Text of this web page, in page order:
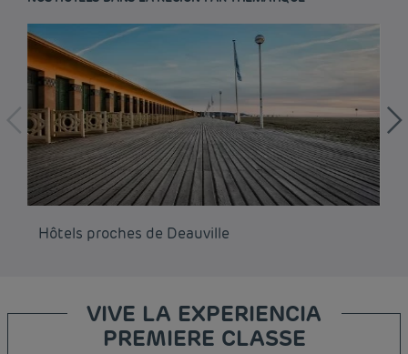
Hôtels proches de Deauville
VIVE LA EXPERIENCIA
PREMIERE CLASSE